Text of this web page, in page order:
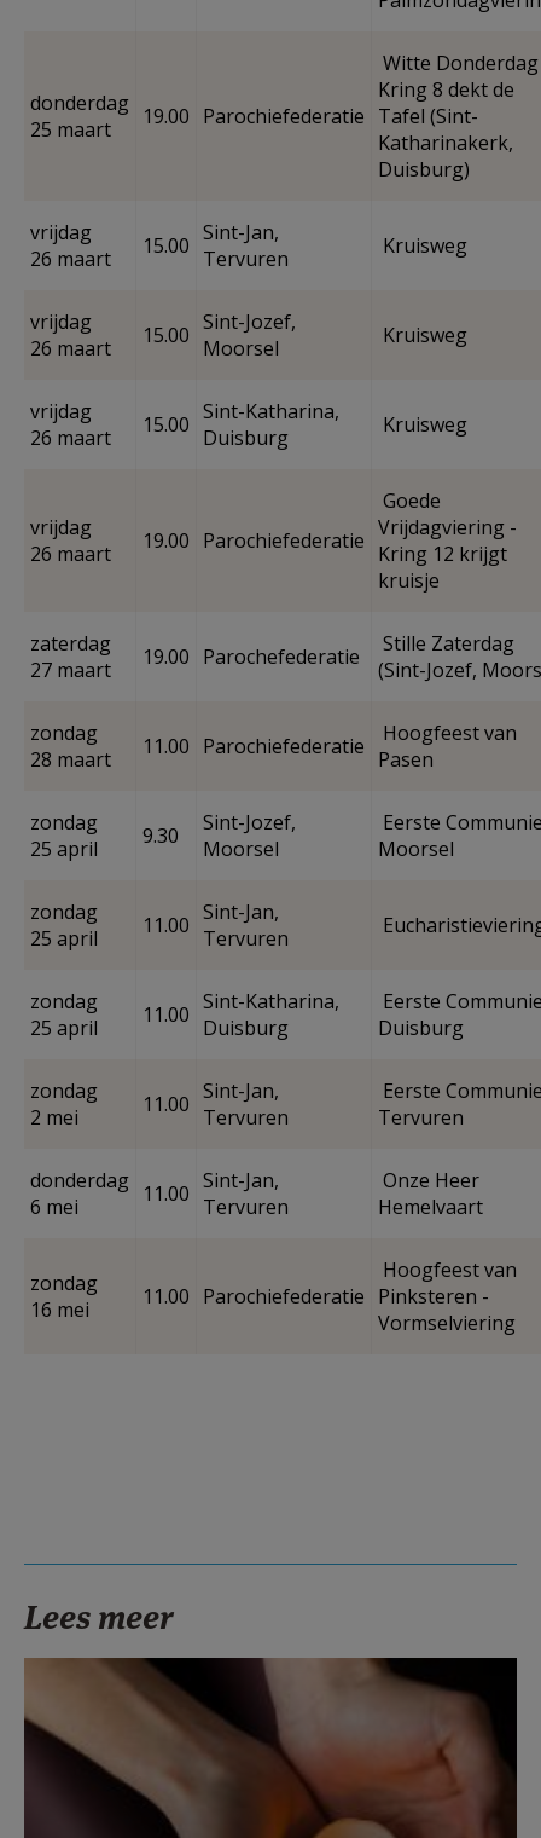
donderdag
25 maart
19.00 Parochiefederatie
Witte
Kring 8 dekt de
Tafel (Sint-
Katharinakerk,
Duisburg)
vrijdag
26 maart
15.00 Sint-Jan,
Tervuren
Kruisweg
vrijdag
26 maart
15.00 Sint-Jozef,
Moorsel
Kruisweg
vrijdag
26 maart
15.00 Sint-Katharina,
Duisburg
Kruisweg
vrijdag
26 maart
19.00 Parochiefederatie
Goede
Vrijdagviering -
Kring 12 krijgt
kruisje
zaterdag
27 maart
19.00 Parochefederatie
Stille Zaterdag
(Sint-Jozef,
zondag
28 maart
11.00 Parochiefederatie
Hoogfeest van
Pasen
zondag
25 april
9.30
Sint-Jozef,
Moorsel
Eerste
Moorsel
zondag
25 april
11.00 Sint-Jan,
Tervuren
zondag
25 april
11.00 Sint-Katharina,
Duisburg
Eerste
Duisburg
zondag
2 mei
11.00 Sint-Jan,
Tervuren
Eerste
Tervuren
donderdag
6 mei
11.00 Sint-Jan,
Tervuren
Onze Heer
Hemelvaart
zondag
16 mei
11.00 Parochiefederatie
Hoogfeest van
Pinksteren -
Vormselviering
Lees meer